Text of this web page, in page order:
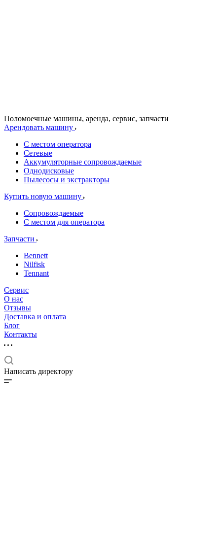
Поломоечные машины, аренда, сервис, запчасти
Арендовать машину
С местом оператора
Сетевые
Аккумуляторные сопровождаемые
Однодисковые
Пылесосы и экстракторы
Купить новую машину
Сопровождаемые
С местом для оператора
Запчасти
Bennett
Nilfisk
Tennant
Сервис
О нас
Отзывы
Доставка и оплата
Блог
Контакты
Написать директору